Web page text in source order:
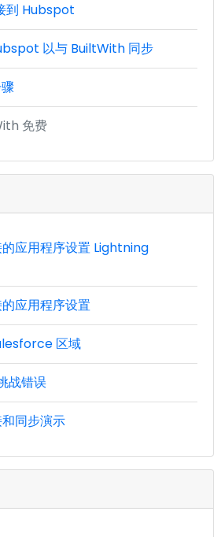
到 Hubspot
以与 BuiltWith 同步
免费
应用程序设置 Lightning
应用程序设置
区域
战错误
同步演示